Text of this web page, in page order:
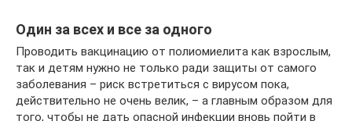
Один за всех и все за одного
Проводить вакцинацию от полиомиелита как взрослым,
так и детям нужно не только ради защиты от самого
заболевания – риск встретиться с вирусом пока,
действительно не очень велик, – а главным образом для
того, чтобы не дать опасной инфекции вновь пойти в